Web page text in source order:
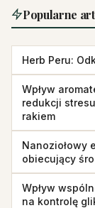
Popularne
Herb Peru:
Wpływ
redukcji
rakiem
Nanoziołowy
obiecujący
Wpływ
na kontrolę